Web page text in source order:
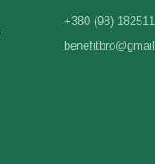
+380 (98)